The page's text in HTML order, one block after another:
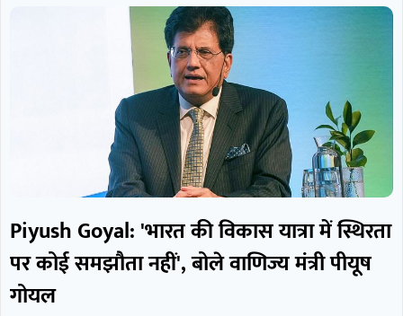
Piyush Goyal: 'भारत की विकास यात्रा में स्थिरता
पर कोई समझौता नहीं', बोले वाणिज्य मंत्री पीयूष
गोयल